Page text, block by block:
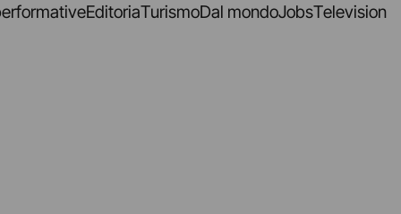
EditoriaTurismoDal mondoJobsTelevision